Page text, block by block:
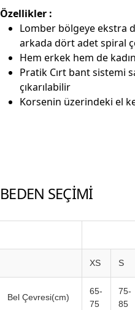
Özellikler :
Lomber bölgeye ekstra
arkada dört adet spiral
Hem erkek hem de
Pratik Cırt bant sistemi
çıkarılabilir
Korsenin üzerindeki el
BEDEN SEÇİMİ
XS S
Bel Çevresi(cm)
65-
75
75-
85